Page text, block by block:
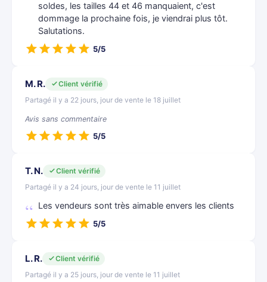
soldes, les tailles 44 et 46 manquaient, c'est
dommage la prochaine fois, je viendrai plus tôt.
Salutations.
5/5
M. R.
Client vérifié
Partagé il y a 22 jours, jour de vente le 18 juillet
Avis sans commentaire
5/5
T. N.
Client vérifié
Partagé il y a 24 jours, jour de vente le 11 juillet
Les vendeurs sont très aimable envers les clients
5/5
L. R.
Client vérifié
Partagé il y a 25 jours, jour de vente le 11 juillet